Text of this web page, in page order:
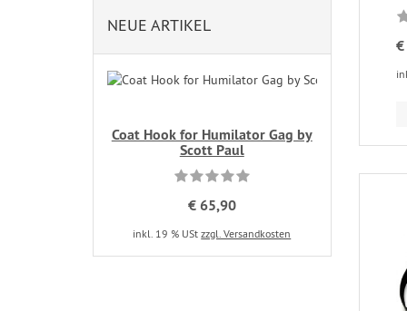
NEUE ARTIKEL
Coat Hook for Humilator Gag by
Scott Paul
€ 65,90
inkl. 19 % UStzzgl. Versandkosten